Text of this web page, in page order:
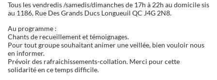
Tous les vendredis /samedis/dimanches de 17h à 22h au domicile sis
au 1186, Rue Des Grands Ducs Longueuil QC J4G 2N8.
Au programme :
Chants de recueillement et témoignages.
Pour tout groupe souhaitant animer une veillée, bien vouloir nous
en informer.
Prévoir des rafraichissements-collation. Merci pour cette
solidarité en ce temps difficile.